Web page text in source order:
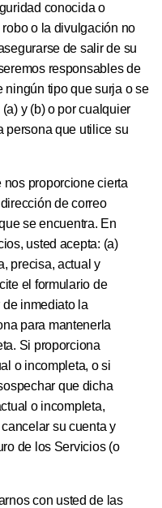
conocida o
o la divulgación no
de salir de su
responsables de
ningún tipo que surja o se
y (b) o por cualquier
persona que utilice su
proporcione cierta
de correo
se encuentra. En
usted acepta: (a)
precisa, actual y
el formulario de
de inmediato la
para mantenerla
Si proporciona
o incompleta, o si
que dicha
o incompleta,
su cuenta y
de los Servicios (o
con usted de las